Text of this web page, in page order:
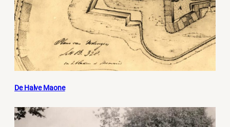
De Halve Maone